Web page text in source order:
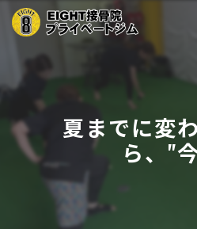
夏までに変
ら、"